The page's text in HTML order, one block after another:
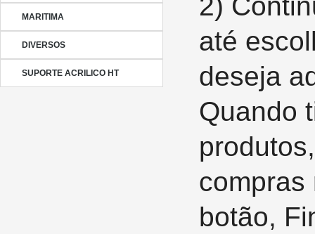
MARITIMA
DIVERSOS
SUPORTE ACRILICO HT
até
deseja
Quando
compras
botão,